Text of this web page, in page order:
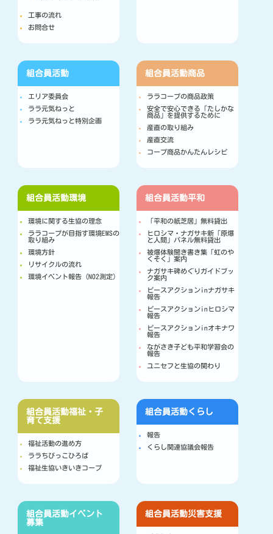
工事の流れ
お問合せ
組合員活動
エリア委員会
ララ元気ねっと
ララ元気ねっと特別企画
組合員活動商品
ララコープの商品政策
安全で安心できる「たしかな
商品」を提供するために
産直の取り組み
産直交流
コープ商品かんたんレシピ
組合員活動環境
環境に関する生協の理念
ララコープが目指す環境EMSの
取り組み
環境方針
リサイクルの流れ
環境イベント報告（NO2測定）
組合員活動平和
「平和の紙芝居」無料貸出
ヒロシマ・ナガサキ新「原爆
と人間」パネル無料貸出
被爆体験聞き書き集「虹のや
くそく」案内
ナガサキ碑めぐりガイドブッ
ク案内
ピースアクションinナガサキ
報告
ピースアクションinヒロシマ
報告
ピースアクションinオキナワ
報告
ながさき子ども平和学習会の
報告
ユニセフと生協の関わり
組合員活動福祉・子
育て支援
福祉活動の進め方
ララちびっこひろば
福祉生協いきいきコープ
組合員活動くらし
報告
くらし関連協議会報告
組合員活動イベント
募集
組合員活動災害支援